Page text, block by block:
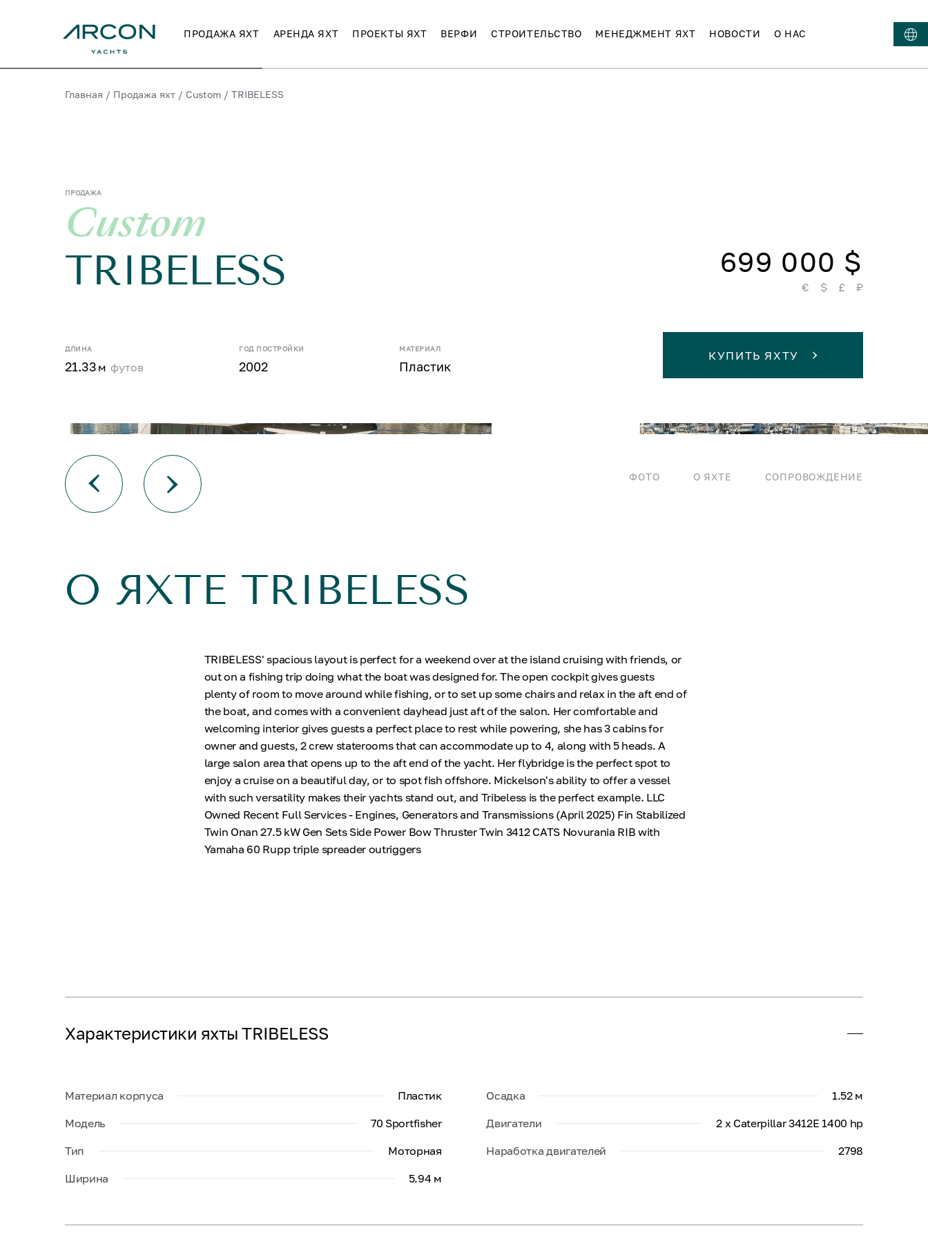
ПРОДАЖА ЯХТ АРЕНДА ЯХТ ПРОЕКТЫ ЯХТ ВЕРФИ СТРОИТЕЛЬСТВО МЕНЕДЖМЕНТ ЯХТ НОВОСТИ О НАС
Главная / Продажа яхт / Custom / TRIBELESS
ПРОДАЖА
Custom
TRIBELESS 699 000 $
€ $ £ ₽
ДЛИНА
21.33 м футов
ГОД ПОСТРОЙКИ
2002
МАТЕРИАЛ
Пластик
КУПИТЬ ЯХТУ
ФОТО О ЯХТЕ СОПРОВОЖДЕНИЕ
О ЯХТЕ TRIBELESS
TRIBELESS' spacious layout is perfect for a weekend over at the island cruising with friends, or
out on a fishing trip doing what the boat was designed for. The open cockpit gives guests
plenty of room to move around while fishing, or to set up some chairs and relax in the aft end of
the boat, and comes with a convenient dayhead just aft of the salon. Her comfortable and
welcoming interior gives guests a perfect place to rest while powering, she has 3 cabins for
owner and guests, 2 crew staterooms that can accommodate up to 4, along with 5 heads. A
large salon area that opens up to the aft end of the yacht. Her flybridge is the perfect spot to
enjoy a cruise on a beautiful day, or to spot fish offshore. Mickelson's ability to offer a vessel
with such versatility makes their yachts stand out, and Tribeless is the perfect example. LLC
Owned Recent Full Services - Engines, Generators and Transmissions (April 2025) Fin Stabilized
Twin Onan 27.5 kW Gen Sets Side Power Bow Thruster Twin 3412 CATS Novurania RIB with
Yamaha 60 Rupp triple spreader outriggers
Характеристики яхты TRIBELESS
Материал корпуса
Пластик
Модель
70 Sportfisher
Тип
Моторная
Ширина
5.94 м
Осадка
1.52 м
Двигатели
2 x Caterpillar 3412E 1400 hp
Наработка двигателей
2798